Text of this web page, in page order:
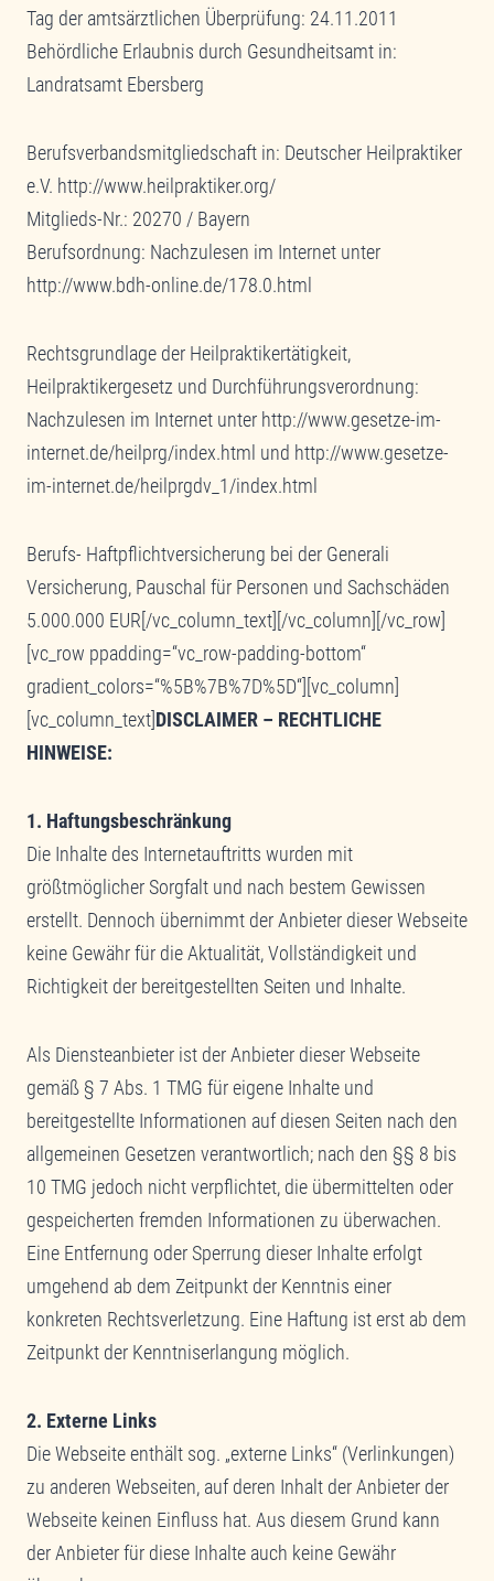
Tag der amtsärztlichen Überprüfung: 24.11.2011
Behördliche Erlaubnis durch Gesundheitsamt in:
Landratsamt Ebersberg
Berufsverbandsmitgliedschaft in: Deutscher Heilpraktiker
e.V. http://www.heilpraktiker.org/
Mitglieds-Nr.: 20270 / Bayern
Berufsordnung: Nachzulesen im Internet unter
http://www.bdh-online.de/178.0.html
Rechtsgrundlage der Heilpraktikertätigkeit,
Heilpraktikergesetz und Durchführungsverordnung:
Nachzulesen im Internet unter http://www.gesetze-im-
internet.de/heilprg/index.html und http://www.gesetze-
im-internet.de/heilprgdv_1/index.html
Berufs- Haftpflichtversicherung bei der Generali
Versicherung, Pauschal für Personen und Sachschäden
5.000.000 EUR[/vc_column_text][/vc_column][/vc_row]
[vc_row ppadding=“vc_row-padding-bottom“
gradient_colors=“%5B%7B%7D%5D“][vc_column]
[vc_column_text]DISCLAIMER – RECHTLICHE
HINWEISE:
1. Haftungsbeschränkung
Die Inhalte des Internetauftritts wurden mit
größtmöglicher Sorgfalt und nach bestem Gewissen
erstellt. Dennoch übernimmt der Anbieter dieser Webseite
keine Gewähr für die Aktualität, Vollständigkeit und
Richtigkeit der bereitgestellten Seiten und Inhalte.
Als Diensteanbieter ist der Anbieter dieser Webseite
gemäß § 7 Abs. 1 TMG für eigene Inhalte und
bereitgestellte Informationen auf diesen Seiten nach den
allgemeinen Gesetzen verantwortlich; nach den §§ 8 bis
10 TMG jedoch nicht verpflichtet, die übermittelten oder
gespeicherten fremden Informationen zu überwachen.
Eine Entfernung oder Sperrung dieser Inhalte erfolgt
umgehend ab dem Zeitpunkt der Kenntnis einer
konkreten Rechtsverletzung. Eine Haftung ist erst ab dem
Zeitpunkt der Kenntniserlangung möglich.
2. Externe Links
Die Webseite enthält sog. „externe Links“ (Verlinkungen)
zu anderen Webseiten, auf deren Inhalt der Anbieter der
Webseite keinen Einfluss hat. Aus diesem Grund kann
der Anbieter für diese Inhalte auch keine Gewähr